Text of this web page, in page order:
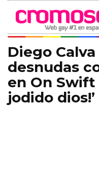
Diego
desnudas
en On Swift
jodido dios!’